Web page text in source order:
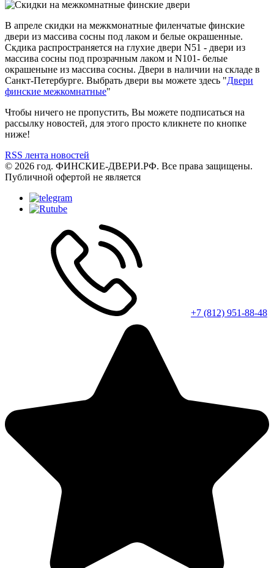
В апреле скидки на межкмонатные филенчатые финские
двери из массива сосны под лаком и белые окрашенные.
Скдика распространяется на глухие двери N51 - двери из
массива сосны под прозрачным лаком и N101- белые
окрашеныне из массива сосны. Двери в наличии на складе в
Санкт-Петербурге. Выбрать двери вы можете здесь "Двери
финские межкомнатные"
Чтобы ничего не пропустить, Вы можете подписаться на
рассылку новостей, для этого просто кликнете по кнопке
ниже!
RSS лента новостей
© 2026 год. ФИНСКИЕ-ДВЕРИ.РФ. Все права защищены.
Публичной офертой не является
+7 (812) 951-88-48